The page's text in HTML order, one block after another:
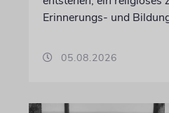
Erinnerungs- und
05.08.2026